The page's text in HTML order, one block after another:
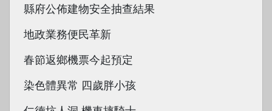
縣府公佈建物安全抽查結果
地政業務便民革新
春節返鄉機票今起預定
染色體異常 四歲胖小孩